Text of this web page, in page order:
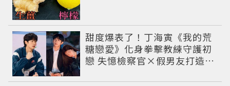
甜度爆表了！丁海寅《我的荒
糖戀愛》化身拳擊教練守護初
戀 失憶檢察官×假男友打造今